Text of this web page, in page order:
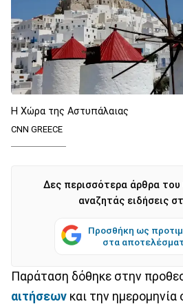
Η Χώρα της Αστυπάλαιας
CNN GREECE
Δες περισσότερα άρθρα του
αναζητάς ειδήσεις
Προσθήκη ως
στα
Παράταση δόθηκε στην
αιτήσεων και την